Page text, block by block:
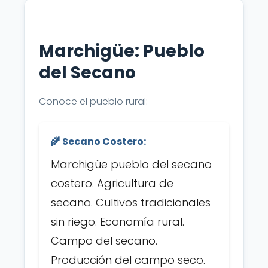
Marchigüe: Pueblo
del Secano
Conoce el pueblo rural:
🌾 Secano Costero:
Marchigüe pueblo del secano
costero. Agricultura de
secano. Cultivos tradicionales
sin riego. Economía rural.
Campo del secano.
Producción del campo seco.